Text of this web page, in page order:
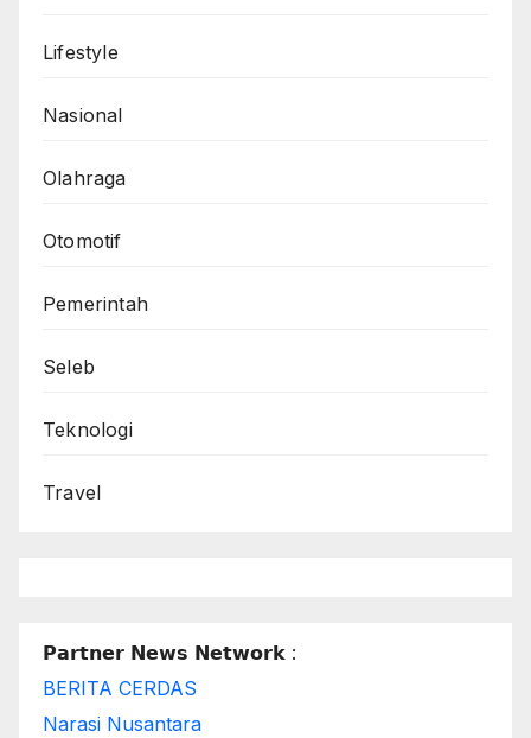
Lifestyle
Nasional
Olahraga
Otomotif
Pemerintah
Seleb
Teknologi
Travel
𝗣𝗮𝗿𝘁𝗻𝗲𝗿 𝗡𝗲𝘄𝘀 𝗡𝗲𝘁𝘄𝗼𝗿𝗸 :
BERITA CERDAS
Narasi Nusantara